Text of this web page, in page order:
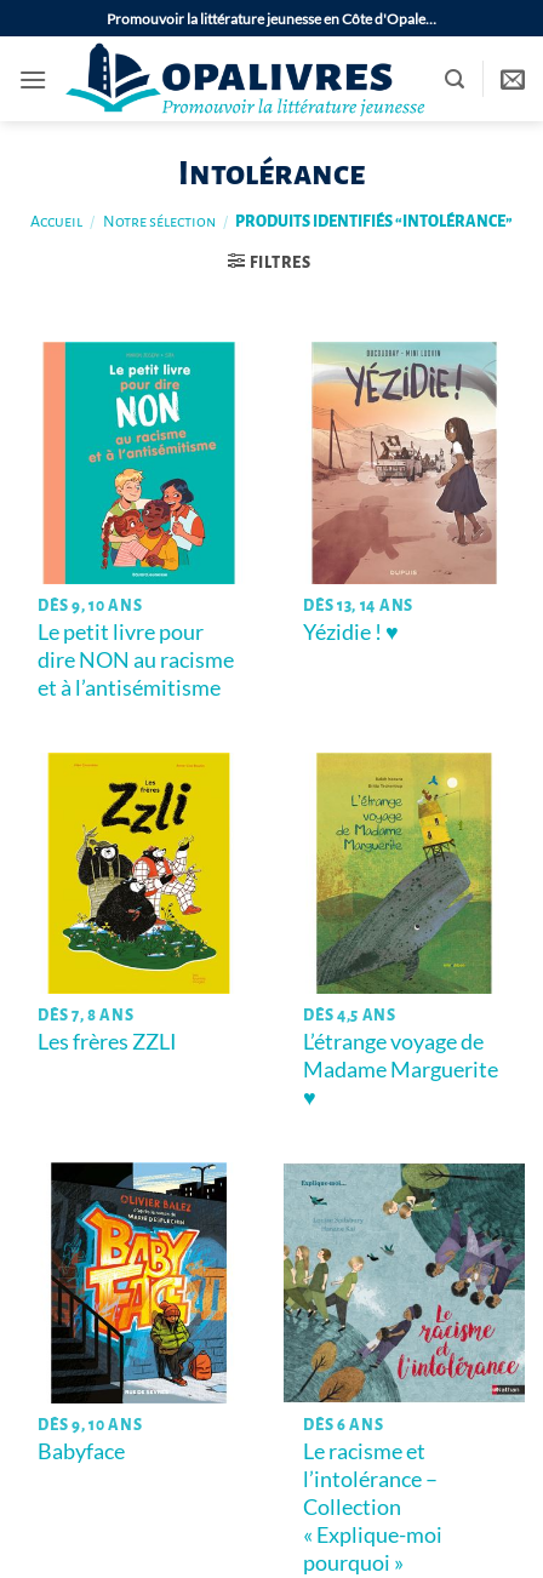
au
contenu
Promouvoir la littérature jeunesse en Côte d'Opale…
Intolérance
Accueil / Notre sélection / PRODUITS IDENTIFIÉS “INTOLÉRANCE”
FILTRES
DÈS 9, 10 ANS
Le petit livre pour
dire NON au racisme
et à l’antisémitisme
DÈS 13, 14 ANS
Yézidie ! ♥
DÈS 7, 8 ANS
Les frères ZZLI
DÈS 4,5 ANS
L’étrange voyage de
Madame Marguerite
♥
DÈS 9, 10 ANS
Babyface
DÈS 6 ANS
Le racisme et
l’intolérance –
Collection
« Explique-moi
pourquoi »